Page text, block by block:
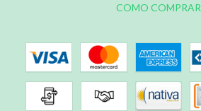
COMO COMPRAR